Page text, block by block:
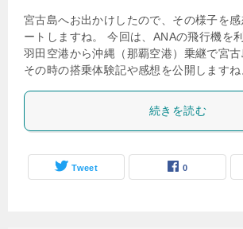
宮古島へお出かけしたので、その様子を
ートしますね。 今回は、ANAの飛行機を
羽田空港から沖縄（那覇空港）乗継で宮古
その時の搭乗体験記や感想を公開します
続きを読む
Tweet 0